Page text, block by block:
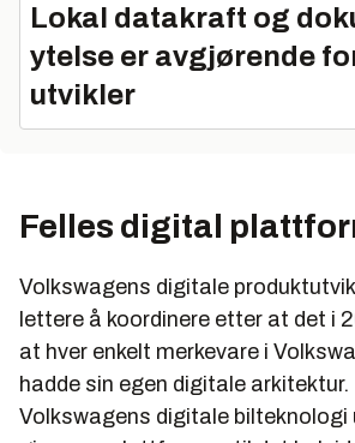
Lokal datakraft og
ytelse er avgjørende
utvikler
Felles digital
Volkswagens digitale
lettere å koordinere etter at det i
at hver enkelt merkevare i
hadde sin egen digitale
Volkswagens digitale bilteknologi